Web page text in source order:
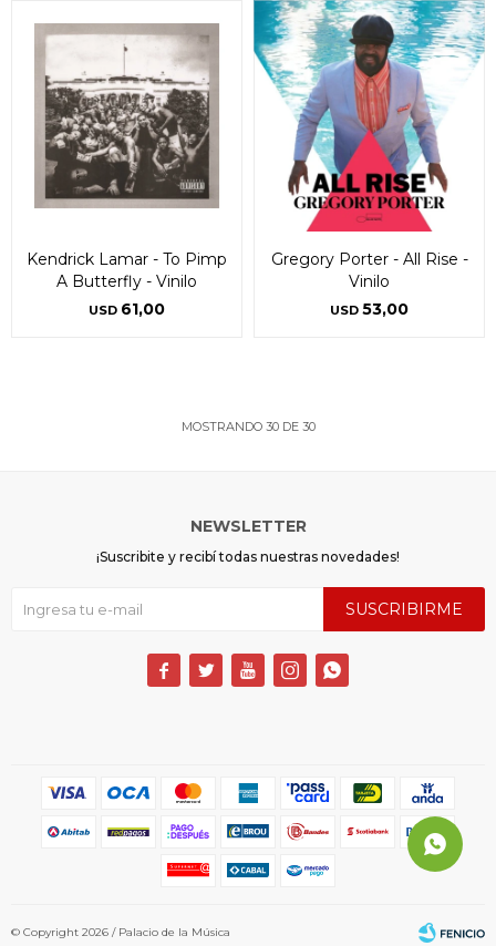
Kendrick Lamar - To Pimp
A Butterfly - Vinilo
USD 61,00
Gregory Porter - All Rise -
Vinilo
USD 53,00
MOSTRANDO 30DE 30
NEWSLETTER
¡Suscribite y recibí todas nuestras novedades!
SUSCRIBIRME
    
© Copyright 2026 / Palacio de la Música